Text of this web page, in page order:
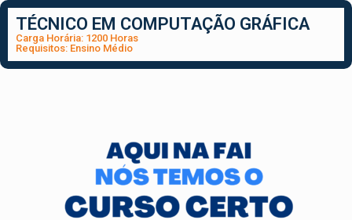
TÉCNICO EM COMPUTAÇÃO GRÁFICA
Carga Horária: 1200 Horas
Requisitos: Ensino Médio